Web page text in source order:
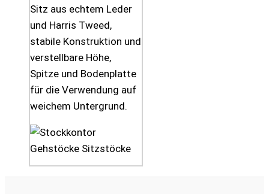
Sitz aus echtem Leder
und Harris Tweed,
stabile Konstruktion und
verstellbare Höhe,
Spitze und Bodenplatte
für die Verwendung auf
weichem Untergrund.